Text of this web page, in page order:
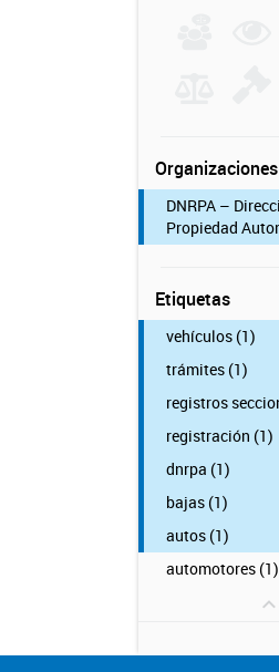
Organizaciones
DNRPA –
Propiedad
Etiquetas
vehículos (1)
trámites (1)
registros
registración (1)
dnrpa (1)
bajas (1)
autos (1)
automotores (1)